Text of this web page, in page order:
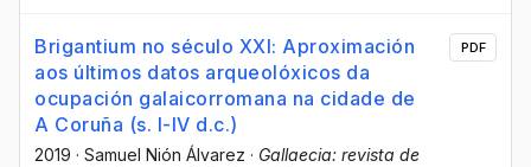
Brigantium no século XXI: Aproximación
aos últimos datos arqueolóxicos da
ocupación galaicorromana na cidade de
A Coruña (s. I-IV d.c.)
2019 · Samuel Nión Álvarez · Gallaecia: revista de
PDF